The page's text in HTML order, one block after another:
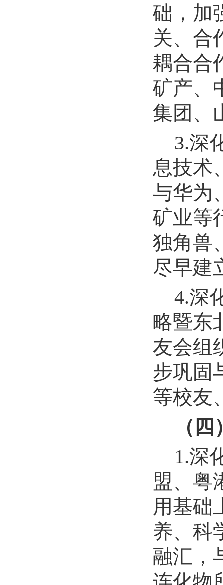
础，加
关、合
耦合合
矿产、
集团、
3.深
息技术
与华为
矿业等
独角兽
尽早建
4.深
略暨东
友会组
步巩固
等校友
（
1.深
盟、粤
用基础
养、科
融汇，